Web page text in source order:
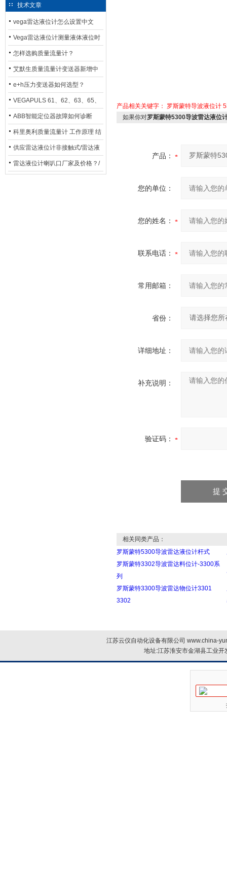
技术文章
vega雷达液位计怎么设置中文
Vega雷达液位计测量液体液位时
应如何选型？
怎样选购质量流量计？
艾默生质量流量计变送器新增中
文显示选项，操作更便捷
e+h压力变送器如何选型？
VEGAPULS 61、62、63、65、
66在化工行业中的应用
ABB智能定位器故障如何诊断
科里奥利质量流量计 工作原理 结
构特点 选用安装使用
供应雷达液位计非接触式/雷达液
位计厂家
雷达液位计喇叭口厂家及价格？/
产品相关关键字： 罗斯蒙特导波液位计
如果你对罗斯蒙特5300导波雷达液位
产品：
您的单位：
您的姓名：
联系电话：
常用邮箱：
省份：
详细地址：
补充说明：
验证码：
相关同类产品：
罗斯蒙特5300导波雷达液位计杆式
罗斯蒙特3302导波雷达料位计-3300系
列
罗斯蒙特3300导波雷达物位计3301
3302
江苏云仪自动化设备有限公司 www.china-
地址:江苏淮安市金湖县工业